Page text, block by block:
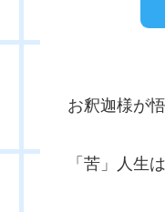
お釈迦様が
「苦」人生